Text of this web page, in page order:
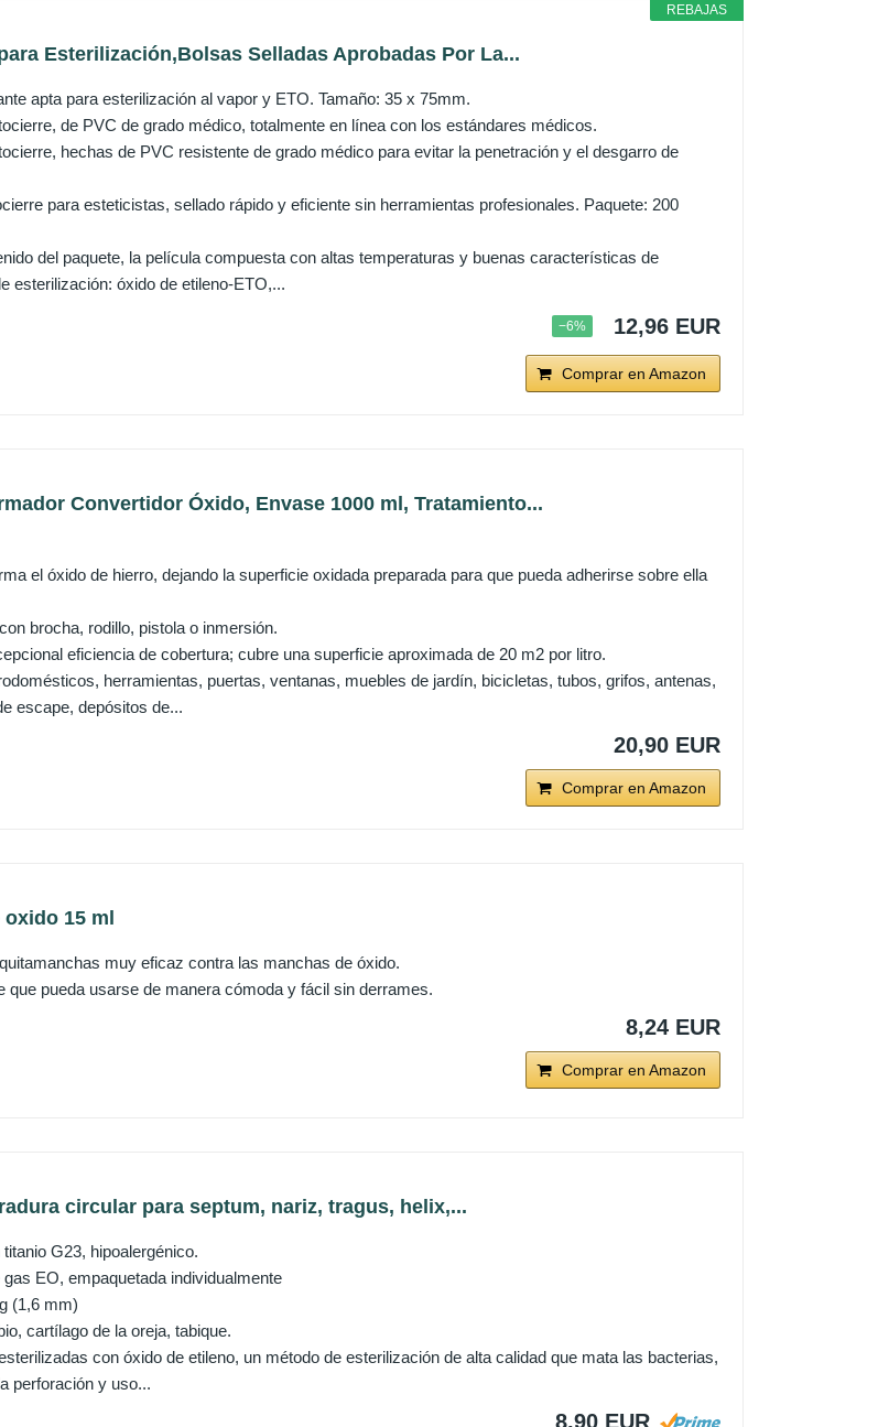
REBAJAS
Esterilización,Bolsas Selladas Aprobadas Por La...
apta para esterilización al vapor y ETO. Tamaño: 35 x 75mm.
de PVC de grado médico, totalmente en línea con los estándares médicos.
hechas de PVC resistente de grado médico para evitar la penetración y el desgarro de
para esteticistas, sellado rápido y eficiente sin herramientas profesionales. Paquete: 200
del paquete, la película compuesta con altas temperaturas y buenas características de
esterilización: óxido de etileno-ETO,...
−6% 12,96 EUR
Comprar en Amazon
Convertidor Óxido, Envase 1000 ml, Tratamiento...
el óxido de hierro, dejando la superficie oxidada preparada para que pueda adherirse sobre ella
brocha, rodillo, pistola o inmersión.
eficiencia de cobertura; cubre una superficie aproximada de 20 m2 por litro.
herramientas, puertas, ventanas, muebles de jardín, bicicletas, tubos, grifos, antenas,
escape, depósitos de...
20,90 EUR
Comprar en Amazon
15 ml
muy eficaz contra las manchas de óxido.
que pueda usarse de manera cómoda y fácil sin derrames.
8,24 EUR
Comprar en Amazon
circular para septum, nariz, tragus, helix,...
G23, hipoalergénico.
EO, empaquetada individualmente
(1,6 mm)
cartílago de la oreja, tabique.
con óxido de etileno, un método de esterilización de alta calidad que mata las bacterias,
perforación y uso...
8,90 EUR